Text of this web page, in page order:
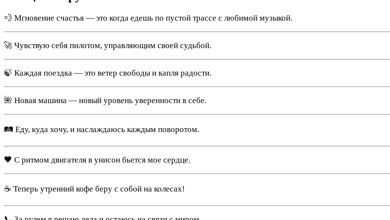
💨 Мгновение счастья — это когда едешь по пустой трассе с любимой музыкой.
🚀 Чувствую себя пилотом, управляющим своей судьбой.
🍃 Каждая поездка — это ветер свободы и капля радости.
🌺 Новая машина — новый уровень уверенности в себе.
🛤️ Еду, куда хочу, и наслаждаюсь каждым поворотом.
🖤 С ритмом двигателя в унисон бьется мое сердце.
☕ Теперь утренний кофе беру с собой на колесах!